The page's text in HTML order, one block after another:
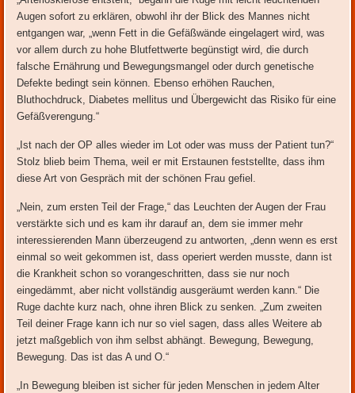
Augen sofort zu erklären, obwohl ihr der Blick des Mannes nicht
entgangen war, „wenn Fett in die Gefäßwände eingelagert wird, was
vor allem durch zu hohe Blutfettwerte begünstigt wird, die durch
falsche Ernährung und Bewegungsmangel oder durch genetische
Defekte bedingt sein können. Ebenso erhöhen Rauchen,
Bluthochdruck, Diabetes mellitus und Übergewicht das Risiko für eine
Gefäßverengung.“
„Ist nach der OP alles wieder im Lot oder was muss der Patient tun?“
Stolz blieb beim Thema, weil er mit Erstaunen feststellte, dass ihm
diese Art von Gespräch mit der schönen Frau gefiel.
„Nein, zum ersten Teil der Frage,“ das Leuchten der Augen der Frau
verstärkte sich und es kam ihr darauf an, dem sie immer mehr
interessierenden Mann überzeugend zu antworten, „denn wenn es erst
einmal so weit gekommen ist, dass operiert werden musste, dann ist
die Krankheit schon so vorangeschritten, dass sie nur noch
eingedämmt, aber nicht vollständig ausgeräumt werden kann.“ Die
Ruge dachte kurz nach, ohne ihren Blick zu senken. „Zum zweiten
Teil deiner Frage kann ich nur so viel sagen, dass alles Weitere ab
jetzt maßgeblich von ihm selbst abhängt. Bewegung, Bewegung,
Bewegung. Das ist das A und O.“
„In Bewegung bleiben ist sicher für jeden Menschen in jedem Alter